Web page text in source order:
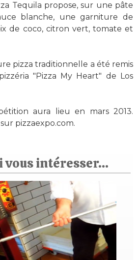
Tequila propose, sur une pâte
blanche, une garniture de
de coco, citron vert, tomate et
pizza traditionnelle a été remis
"Pizza My Heart" de Los
aura lieu en mars 2013.
pizzaexpo.com.
vous intéresser...